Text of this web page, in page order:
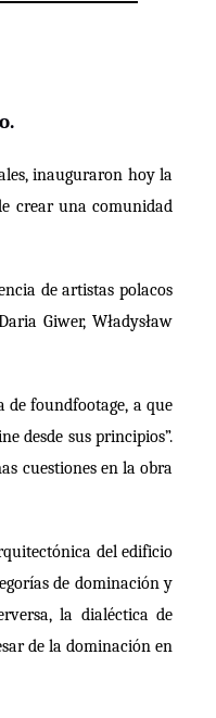
inauguraron hoy la
crear una comunidad
de artistas polacos
Giwer, Władysław
de foundfootage, a que
desde sus principios”.
cuestiones en la obra
del edificio
de dominación y
la dialéctica de
de la dominación en